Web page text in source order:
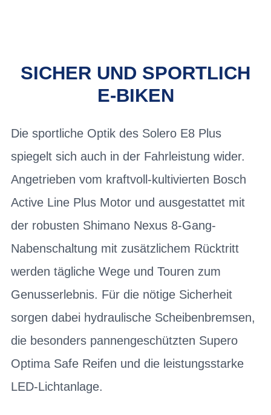
SICHER UND SPORTLICH
E-BIKEN
Die sportliche Optik des Solero E8 Plus
spiegelt sich auch in der Fahrleistung wider.
Angetrieben vom kraftvoll-kultivierten Bosch
Active Line Plus Motor und ausgestattet mit
der robusten Shimano Nexus 8-Gang-
Nabenschaltung mit zusätzlichem Rücktritt
werden tägliche Wege und Touren zum
Genusserlebnis. Für die nötige Sicherheit
sorgen dabei hydraulische Scheibenbremsen,
die besonders pannengeschützten Supero
Optima Safe Reifen und die leistungsstarke
LED-Lichtanlage.